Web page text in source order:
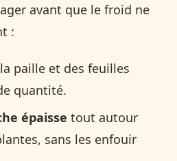
avant que le froid ne
:
paille et des feuilles
quantité.
épaisse tout autour
sans les enfouir